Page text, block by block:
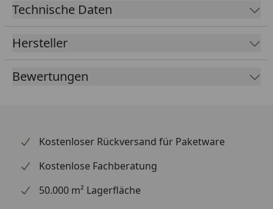
Technische Daten
Hersteller
Bewertungen
Kostenloser Rückversand für Paketware
Kostenlose Fachberatung
50.000 m² Lagerfläche